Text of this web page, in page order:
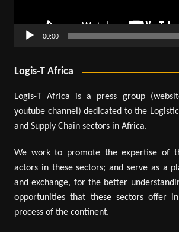
00:00
Logis-T Africa
Logis-T Africa is a press group
youtube channel) dedicated to the
and Supply Chain sectors in Africa.
We work to promote the expertise of
actors in these sectors; and serve as a
and exchange, for the better
opportunities that these sectors offer
process of the continent.